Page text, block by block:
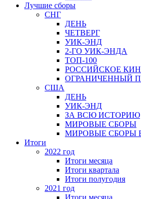
Лучшие сборы
СНГ
ДЕНЬ
ЧЕТВЕРГ
УИК-ЭНД
2-ГО УИК-ЭНДА
ТОП-100
РОССИЙСКОЕ
ОГРАНИЧЕННЫЙ
США
ДЕНЬ
УИК-ЭНД
ЗА ВСЮ ИСТОРИЮ
МИРОВЫЕ СБОРЫ
МИРОВЫЕ СБОРЫ
Итоги
2022 год
Итоги месяца
Итоги квартала
Итоги полугодия
2021 год
Итоги месяца